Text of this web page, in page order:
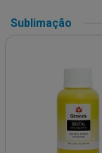
Sublimação